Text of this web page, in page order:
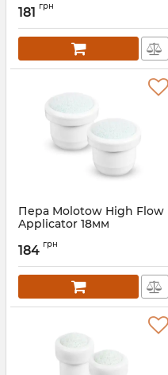
181 грн
Пера Molotow High Flow
Applicator 18мм
184 грн